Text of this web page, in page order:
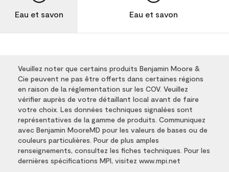
Eau et savon Eau et savon
Veuillez noter que certains produits Benjamin Moore &
Cie peuvent ne pas être offerts dans certaines régions
en raison de la réglementation sur les COV. Veuillez
vérifier auprès de votre détaillant local avant de faire
votre choix. Les données techniques signalées sont
représentatives de la gamme de produits. Communiquez
avec Benjamin MooreMD pour les valeurs de bases ou de
couleurs particulières. Pour de plus amples
renseignements, consultez les fiches techniques. Pour les
dernières spécifications MPI, visitez www.mpi.net